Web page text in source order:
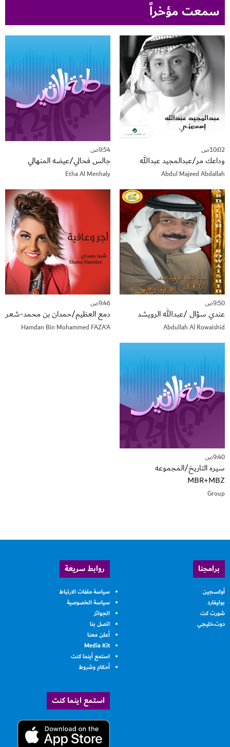
سمعت مؤخراً
10:02ص
وداعك مر/عبدالمجيد عبدالله
Abdul Majeed Abdallah
9:54ص
جالس فحالي/عيضه المنهالي
Etha Al Menhaly
9:50ص
عندي سؤال /عبدالله الرويشد
Abdullah Al Rowaishid
9:46ص
دمع العظيم/حمدان بن محمد-شعر
Hamdan Bin Mohammed FAZA'A
9:40ص
سيره التاريخ/المجموعه
MBR+MBZ
Group
برامجنا
أوكسجين
بوليفارد
شورت كت
دوت.خليجي
روابط سريعة
سياسة ملفات الارتباط
سياسة الخصوصية
الجوائز
اتصل بنا
أعلن معنا
Media Kit
استمع أينما كنت
أحكام وشروط
استمع اينما كنت